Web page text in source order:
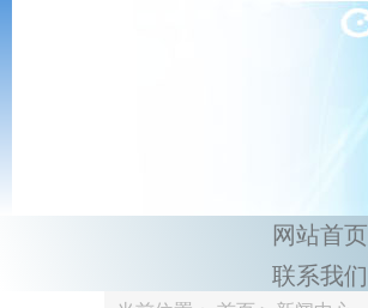
网站首页
联系我们